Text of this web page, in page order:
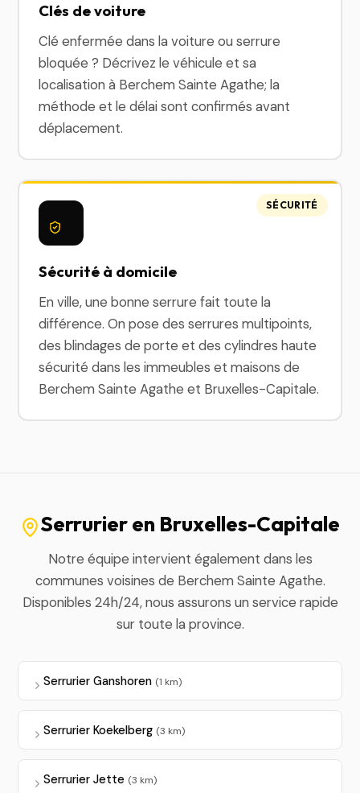
Clés de voiture
Clé enfermée dans la voiture ou serrure
bloquée ? Décrivez le véhicule et sa
localisation à Berchem Sainte Agathe; la
méthode et le délai sont confirmés avant
déplacement.
Sécurité à domicile
En ville, une bonne serrure fait toute la
différence. On pose des serrures multipoints,
des blindages de porte et des cylindres haute
sécurité dans les immeubles et maisons de
Berchem Sainte Agathe et Bruxelles-Capitale.
SÉCURITÉ
Serrurier en Bruxelles-Capitale
Notre équipe intervient également dans les
communes voisines de Berchem Sainte Agathe.
Disponibles 24h/24, nous assurons un service rapide
sur toute la province.
Serrurier Ganshoren (1 km)
Serrurier Koekelberg (3 km)
Serrurier Jette (3 km)